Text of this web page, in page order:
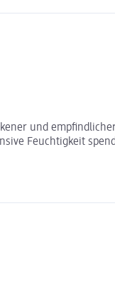
und
Feuchtigkeit